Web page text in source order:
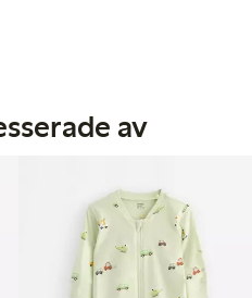
av